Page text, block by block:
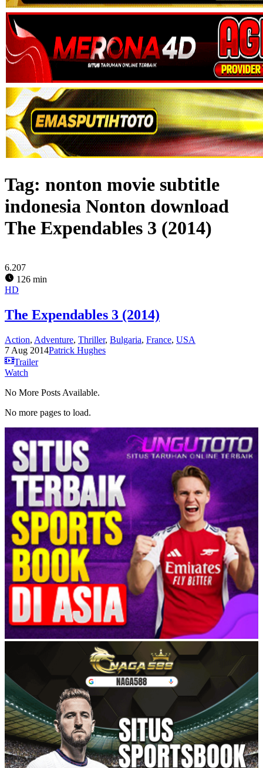
Tag: nonton movie subtitle
indonesia Nonton download
The Expendables 3 (2014)
6.207
126 min
HD
The Expendables 3 (2014)
Action, Adventure, Thriller, Bulgaria, France, USA
7 Aug 2014Patrick Hughes
Trailer
Watch
No More Posts Available.
No more pages to load.